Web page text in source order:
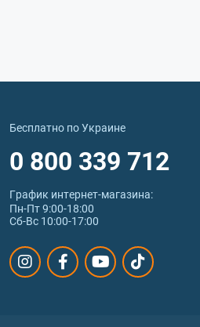
Бесплатно по Украине
0 800 339 712
График интернет‑магазина:
Пн-Пт 9:00-18:00
Сб-Вс 10:00-17:00